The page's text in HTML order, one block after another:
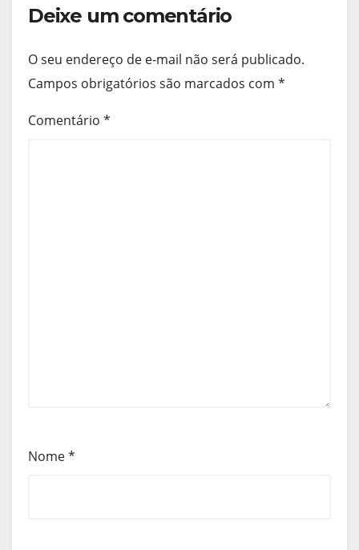
Deixe um comentário
O seu endereço de e-mail não será publicado.
Campos obrigatórios são marcados com *
Comentário *
Nome*